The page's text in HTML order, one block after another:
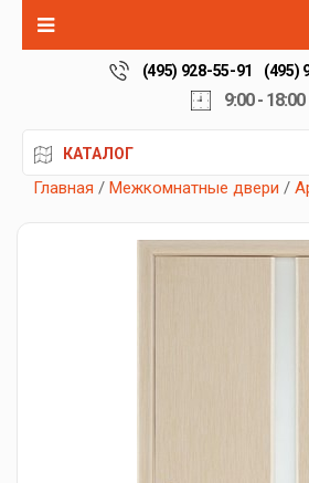
(495) 928-55-91 (495)
9:00 - 18:00
КАТАЛОГ
Главная / Межкомнатные двери /